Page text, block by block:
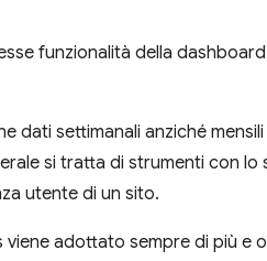
funzionalità della
dati settimanali anziché
si tratta di strumenti con
utente di un sito.
adottato sempre di più e